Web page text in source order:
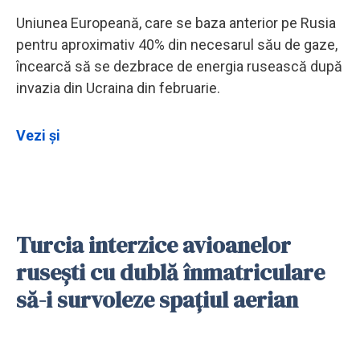
Uniunea Europeană, care se baza anterior pe Rusia
pentru aproximativ 40% din necesarul său de gaze,
încearcă să se dezbrace de energia rusească după
invazia din Ucraina din februarie.
Vezi și
Turcia interzice avioanelor
ruseşti cu dublă înmatriculare
să-i survoleze spaţiul aerian